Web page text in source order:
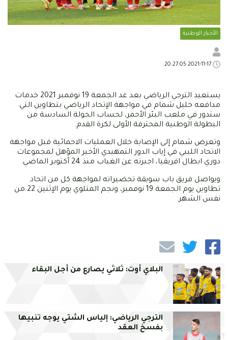
الأخبار الوطنية
يستعيد الترجي الرياضي بعد غد الجمعة 19 نوفمبر 2021 خدمات
مدافعه خليل شمام في مواجهة الإتحاد الرياضي بتطاوين التي
ستدور في ملعب البئر الأحمر، لحساب الجولة السادسة من
البطولة الوطنية المحترفة الأولى لكرة القدم.
وتعرض شمام إلى الإصابة خلال العمليات الاحمائية قبل مواجهة
الاتحاد الليبي في إياب الدور التمهيدي الأخير المؤهل لمجموعات
دوري ابطال افريقيا، اجبرته عن الغياب منذ 24 أكتوبر الماضي.
ويواصل فريق باب سويقة تحضيراته لمواجهة كل من اتحاد
تطاوين يوم الجمعة 19 نوفمبر، ونجم المتلوي يوم الإثنين 22 من
نفس الشهر.
البلاي أوت: ثلاثي يصارع من أجل البقاء
الترجي الرياضي: إلياس الشتي يوجه تنبيها
بفسخ العقد